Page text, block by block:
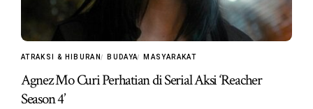
ATRAKSI & HIBURAN BUDAYA MASYARAKAT
Agnez Mo Curi Perhatian di Serial Aksi ‘Reacher
Season 4’